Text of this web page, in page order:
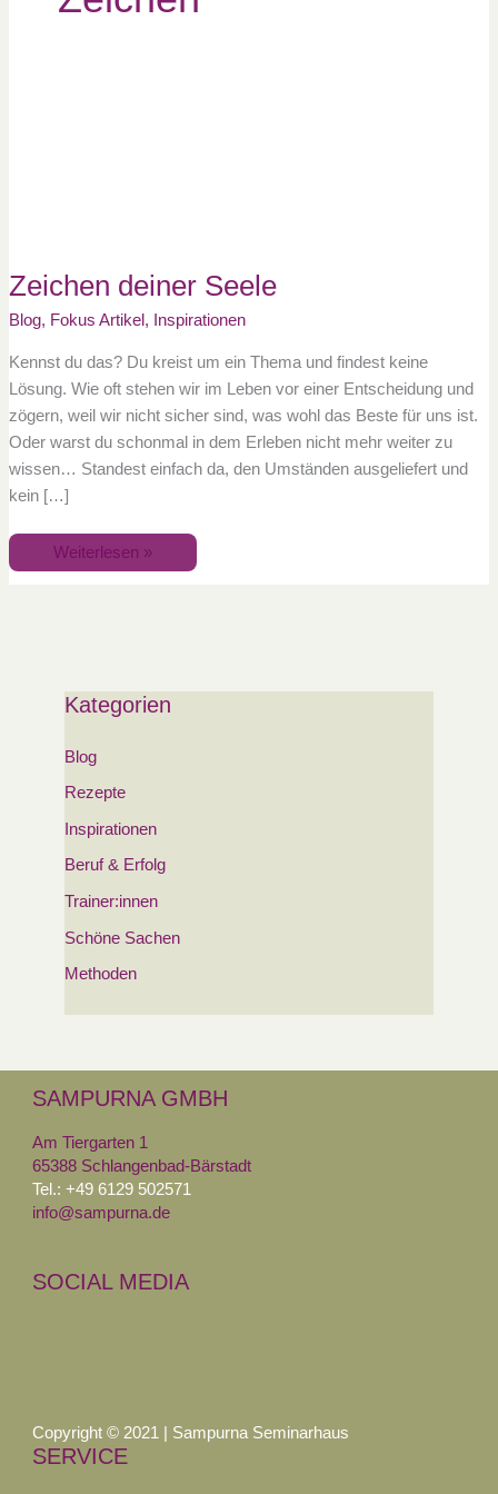
Zeichen deiner Seele
Blog, Fokus Artikel , Inspirationen
Kennst du das? Du kreist um ein Thema und findest keine
Lösung. Wie oft stehen wir im Leben vor einer Entscheidung und
zögern, weil wir nicht sicher sind, was wohl das Beste für uns ist.
Oder warst du schonmal in dem Erleben nicht mehr weiter zu
wissen… Standest einfach da, den Umständen ausgeliefert und
kein […]
Weiterlesen »
Kategorien
Blog
Rezepte
Inspirationen
Beruf & Erfolg
Trainer:innen
Schöne Sachen
Methoden
SAMPURNA GMBH
Am Tiergarten 1
65388 Schlangenbad-Bärstadt
Tel.: +49 6129 502571
info@sampurna.de
SOCIAL MEDIA
Copyright © 2021 | Sampurna Seminarhaus
SERVICE